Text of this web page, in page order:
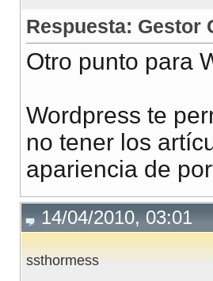
Respuesta: Gestor
Otro punto para
Wordpress te
no tener los
apariencia de
14/04/2010, 03:01
ssthormess